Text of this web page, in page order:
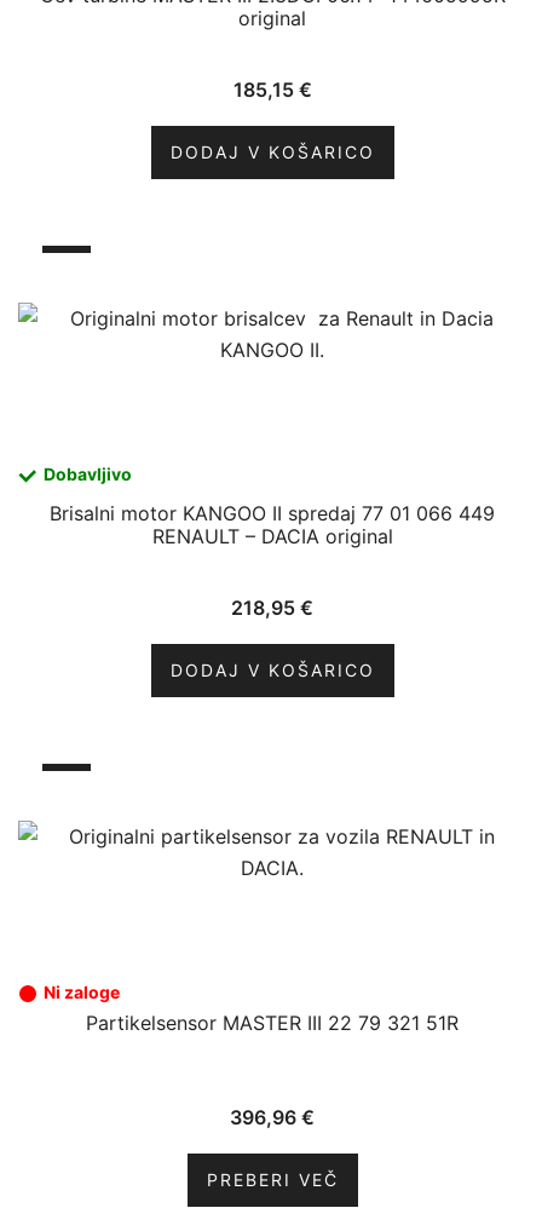
original
185,15 €
DODAJ V KOŠARICO
Dobavljivo
Brisalni motor KANGOO II spredaj 77 01 066 449
RENAULT – DACIA original
218,95 €
DODAJ V KOŠARICO
Ni zaloge
Partikelsensor MASTER III 22 79 321 51R
396,96 €
PREBERI VEČ